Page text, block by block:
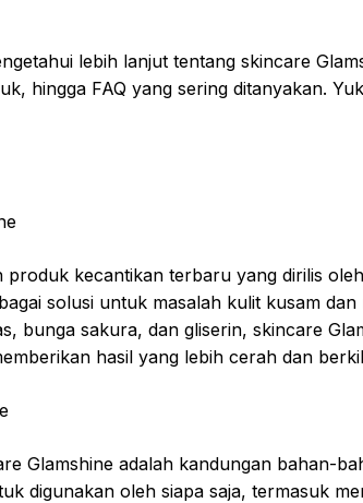
lebih lanjut tentang skincare
hingga FAQ yang sering ditanyakan.
produk kecantikan terbaru yang dirilis
solusi untuk masalah kulit kusam
bunga sakura, dan gliserin, skincare
hasil yang lebih cerah dan
Glamshine adalah kandungan bahan-
digunakan oleh siapa saja, termasuk